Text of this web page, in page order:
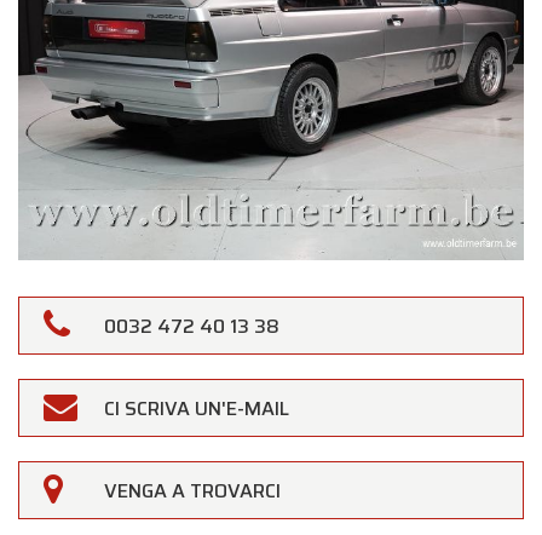
0032 472 40 13 38
CI SCRIVA UN'E-MAIL
VENGA A TROVARCI